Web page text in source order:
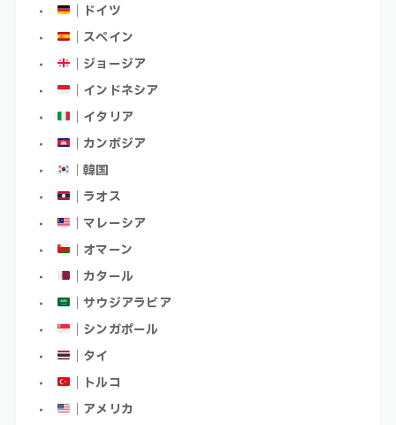
｜ドイツ
｜スペイン
｜ジョージア
｜インドネシア
｜イタリア
｜カンボジア
｜韓国
｜ラオス
｜マレーシア
｜オマーン
｜カタール
｜サウジアラビア
｜シンガポール
｜タイ
｜トルコ
｜アメリカ